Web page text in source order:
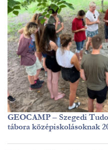
GEOCAMP – Szegedi
tábora középiskolásoknak